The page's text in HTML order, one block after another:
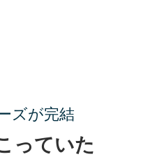
ズが完結
っていた